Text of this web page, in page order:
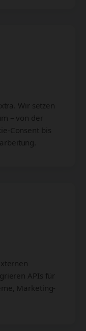
Wir setzen
– von der
Consent bis
APIs für
Marketing-